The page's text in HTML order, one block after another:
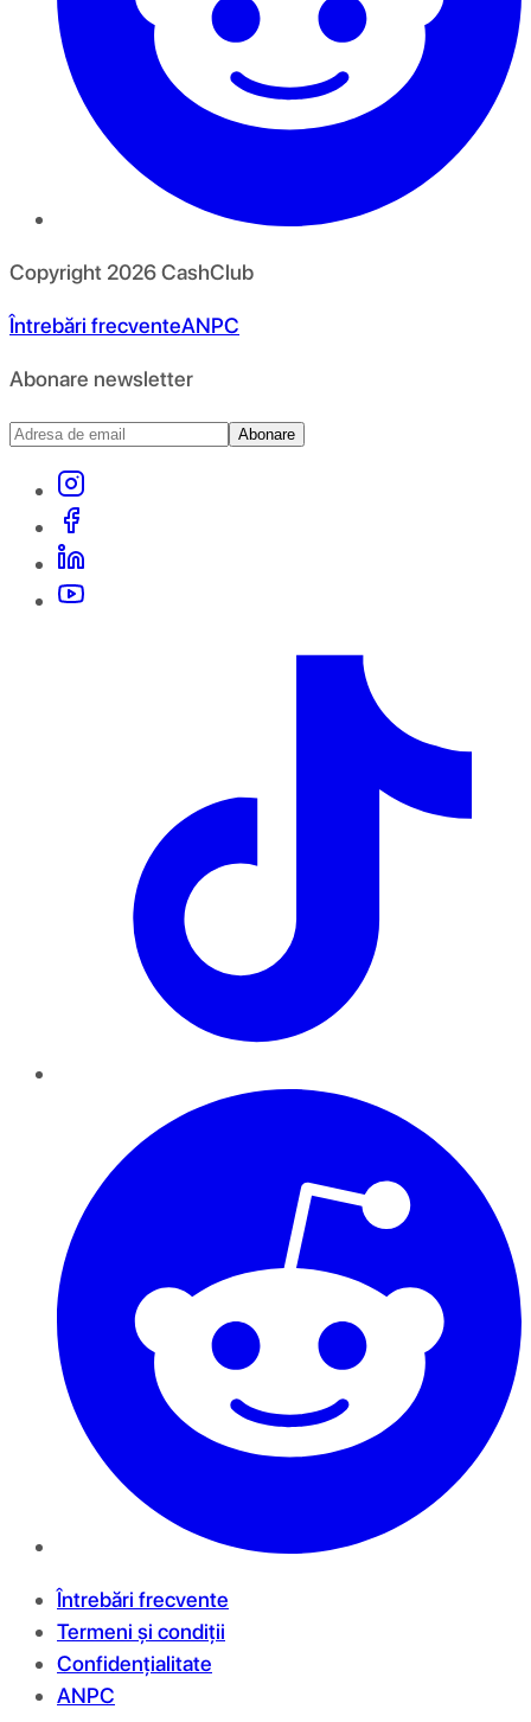
Copyright 2026CashClub
Întrebări frecventeANPC
Abonare newsletter
Abonare
Întrebări frecvente
Termeni și condiții
Confidențialitate
ANPC